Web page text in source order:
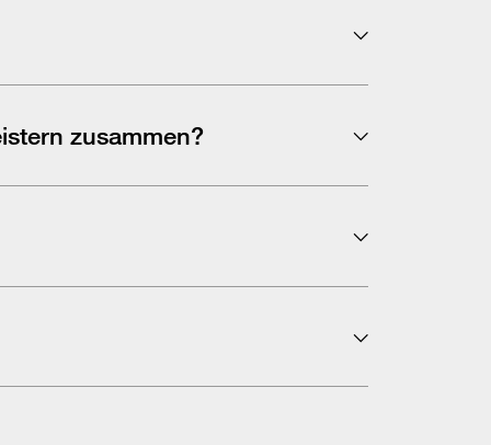
zusammen?